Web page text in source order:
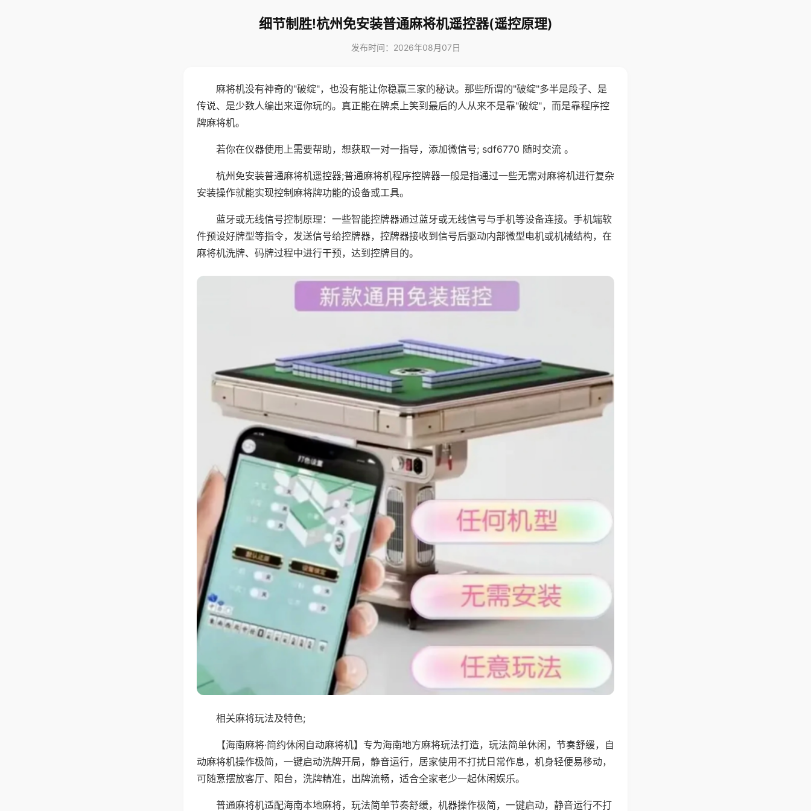
细节制胜!杭州免安装普通麻将机遥控器(遥控原理)
发布时间：2026年08月07日
麻将机没有神奇的"破绽"，也没有能让你稳赢三家的秘诀。那些所谓的"破绽"多半是段子、是
传说、是少数人编出来逗你玩的。真正能在牌桌上笑到最后的人从来不是靠"破绽"，而是靠程序控
牌麻将机。
若你在仪器使用上需要帮助，想获取一对一指导，添加微信号; sdf6770 随时交流 。
杭州免安装普通麻将机遥控器;普通麻将机程序控牌器一般是指通过一些无需对麻将机进行复杂
安装操作就能实现控制麻将牌功能的设备或工具。
蓝牙或无线信号控制原理：一些智能控牌器通过蓝牙或无线信号与手机等设备连接。手机端软
件预设好牌型等指令，发送信号给控牌器，控牌器接收到信号后驱动内部微型电机或机械结构，在
麻将机洗牌、码牌过程中进行干预，达到控牌目的。
相关麻将玩法及特色;
【海南麻将·简约休闲自动麻将机】专为海南地方麻将玩法打造，玩法简单休闲，节奏舒缓，自
动麻将机操作极简，一键启动洗牌开局，静音运行，居家使用不打扰日常作息，机身轻便易移动，
可随意摆放客厅、阳台，洗牌精准，出牌流畅，适合全家老少一起休闲娱乐。
普通麻将机适配海南本地麻将，玩法简单节奏舒缓，机器操作极简，一键启动，静音运行不打